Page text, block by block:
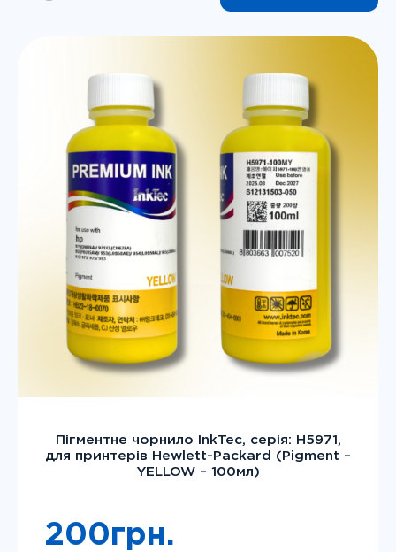
Пігментне чорнило InkTec, серія: H5971,
для принтерів Hewlett-Packard (Pigment –
YELLOW – 100мл)
200грн.